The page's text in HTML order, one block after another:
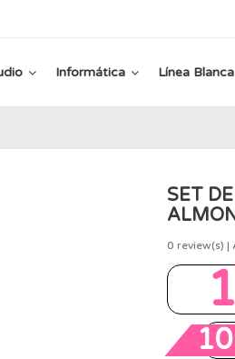
Informática Línea Blanca
SET
0 review(s) |
10